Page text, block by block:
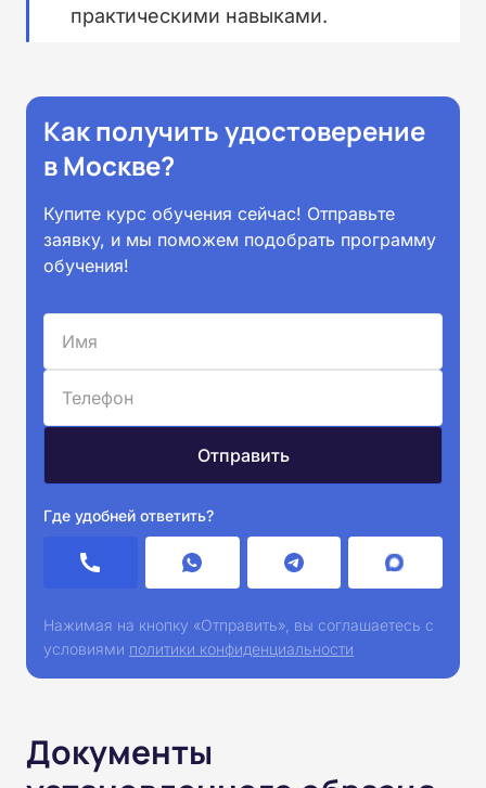
практическими навыками.
Как получить удостоверение
в Москве?
Купите курс обучения сейчас! Отправьте
заявку, и мы поможем подобрать программу
обучения!
Где удобней ответить?
Нажимая на кнопку «Отправить», вы соглашаетесь с
условиями политики конфиденциальности
Документы